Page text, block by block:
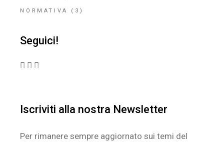
NORMATIVA (3)
Seguici!
Iscriviti alla nostra Newsletter
Per rimanere sempre aggiornato sui temi del